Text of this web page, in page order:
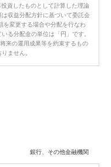
資したものとして計算した理論
は収益分配方針に基づいて委託会
を変更する場合や分配を行なわ
る分配金の単位は「円」です。
来の運用成果等を約束するもの
ません。
銀行、その他金融機関